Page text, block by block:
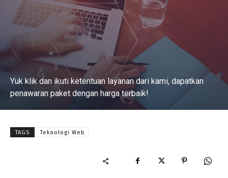
Yuk klik dan ikuti ketentuan layanan dari kami, dapatkan
penawaran paket dengan harga terbaik!
Baca Selengkapnya
TAGS Teknologi Web